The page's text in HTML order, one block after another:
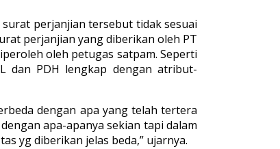
perjanjian tersebut tidak sesuai
perjanjian yang diberikan oleh PT
oleh petugas satpam. Seperti
dan PDH lengkap dengan atribut-
dengan apa yang telah tertera
apa-apanya sekian tapi dalam
yg diberikan jelas beda,” ujarnya.